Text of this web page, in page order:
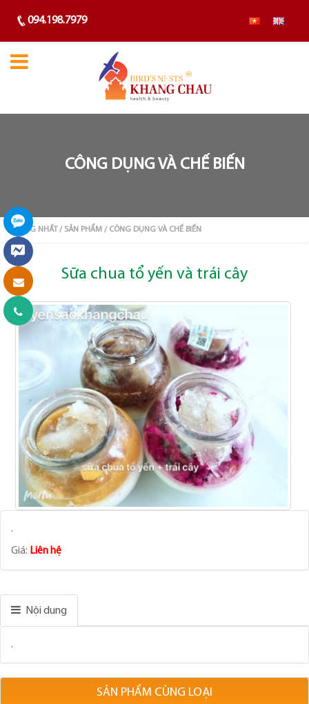
094.198.7979
CÔNG DỤNG VÀ CHẾ BIẾN
TRANG NHẤT / SẢN PHẨM / CÔNG DỤNG VÀ CHẾ BIẾN
Sữa chua tổ yến và trái cây
.
Giá: Liên hệ
Nội dung
.
SẢN PHẨM CÙNG LOẠI